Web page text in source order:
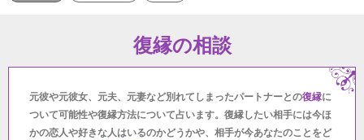
復縁の相談
元彼や元彼女、元夫、元妻など別れてしまったパートナーとの復縁に
ついて可能性や復縁方法について占います。復縁したい相手には今ほ
かの恋人や好きな人はいるのかどうかや、相手が今あなたのことをど